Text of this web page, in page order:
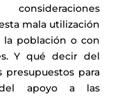
mala utilización
población o con
Y qué decir del
para
apoyo a las